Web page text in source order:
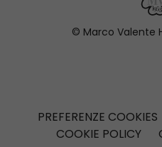
© Marco Valente
PREFERENZE COOKIES
COOKIE POLICY